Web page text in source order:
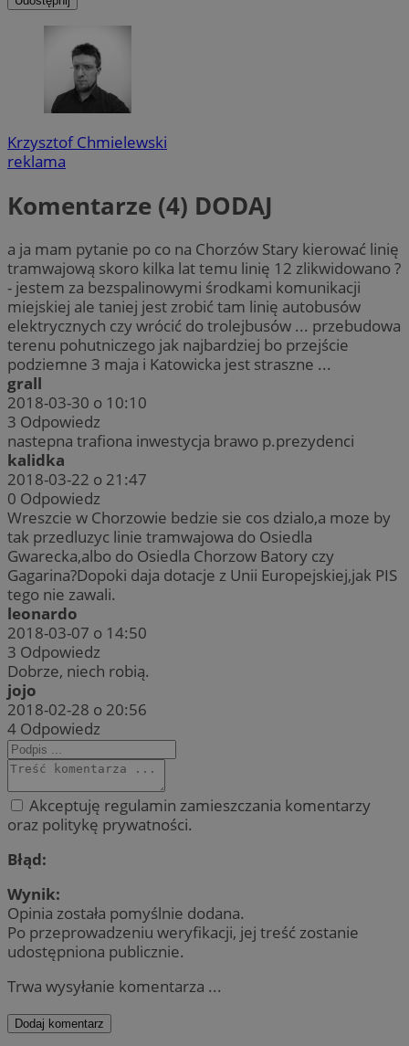
Krzysztof Chmielewski
reklama
Komentarze (4) DODAJ
a ja mam pytanie po co na Chorzów Stary kierować linię
tramwajową skoro kilka lat temu linię 12 zlikwidowano ?
- jestem za bezspalinowymi środkami komunikacji
miejskiej ale taniej jest zrobić tam linię autobusów
elektrycznych czy wrócić do trolejbusów ... przebudowa
terenu pohutniczego jak najbardziej bo przejście
podziemne 3 maja i Katowicka jest straszne ...
grall
2018-03-30 o 10:10
3 Odpowiedz
nastepna trafiona inwestycja brawo p.prezydenci
kalidka
2018-03-22 o 21:47
0 Odpowiedz
Wreszcie w Chorzowie bedzie sie cos dzialo,a moze by
tak przedluzyc linie tramwajowa do Osiedla
Gwarecka,albo do Osiedla Chorzow Batory czy
Gagarina?Dopoki daja dotacje z Unii Europejskiej,jak PIS
tego nie zawali.
leonardo
2018-03-07 o 14:50
3 Odpowiedz
Dobrze, niech robią.
jojo
2018-02-28 o 20:56
4 Odpowiedz
Akceptuję regulamin zamieszczania komentarzy
oraz politykę prywatności.
Błąd:
Wynik:
Opinia została pomyślnie dodana.
Po przeprowadzeniu weryfikacji, jej treść zostanie
udostępniona publicznie.
Trwa wysyłanie komentarza ...
Dodaj komentarz